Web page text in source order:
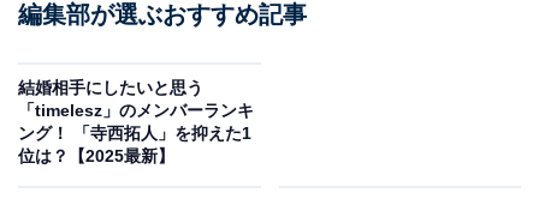
編集部が選ぶおすすめ記事
結婚相手にしたいと思う
「timelesz」のメンバーランキ
ング！ 「寺西拓人」を抑えた1
位は？【2025最新】